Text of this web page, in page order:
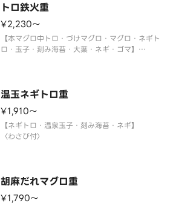
トロ鉄火重
¥2,230〜
【本マグロ中トロ・づけマグロ・マグロ・ネギト
ロ・玉子・刻み海苔・大葉・ネギ・ゴマ】
温玉ネギトロ重
¥1,910〜
【ネギトロ・温泉玉子・刻み海苔・ネギ】
〈わさび付〉
胡麻だれマグロ重
¥1,790〜